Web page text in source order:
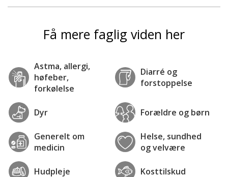
Få mere faglig viden her
Astma, allergi,
høfeber,
forkølelse
Diarré og
forstoppelse
Dyr Forældre og børn
Generelt om
medicin
Helse, sundhed
og velvære
Hudpleje Kosttilskud